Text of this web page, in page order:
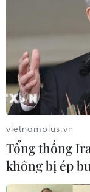
vietnamplus.vn
Tổng thống
không bị ép